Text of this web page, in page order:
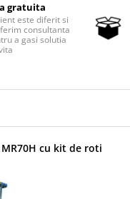
gratuita
este diferit si
consultanta
a gasi solutia
cu kit de roti